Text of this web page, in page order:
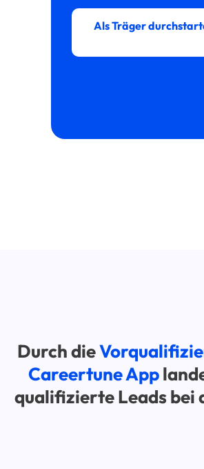
Als Träger
Durch die
Careertune App
qualifizierte Leads bei